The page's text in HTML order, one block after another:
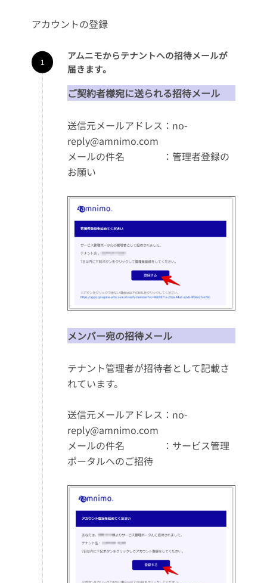
アカウントの登録
アムニモからテナントへの招待メールが
届きます。
ご契約者様宛に送られる招待メール
送信元メールアドレス：no-
reply@amnimo.com
メールの件名 ：管理者登録の
お願い
メンバー宛の招待メール
テナント管理者が招待者として記載さ
れています。
送信元メールアドレス：no-
reply@amnimo.com
メールの件名 ：サービス管理
ポータルへのご招待